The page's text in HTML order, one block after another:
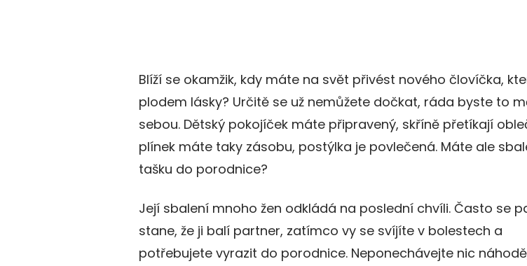
Blíží se okamžik, kdy máte na svět přivést nového človíčka,
plodem lásky? Určitě se už nemůžete dočkat, ráda byste to
sebou. Dětský pokojíček máte připravený, skříně přetíkají
plínek máte taky zásobu, postýlka je povlečená. Máte ale
tašku do porodnice?
Její sbalení mnoho žen odkládá na poslední chvíli. Často se
stane, že ji balí partner, zatímco vy se svíjíte v bolestech a
potřebujete vyrazit do porodnice. Neponechávejte nic